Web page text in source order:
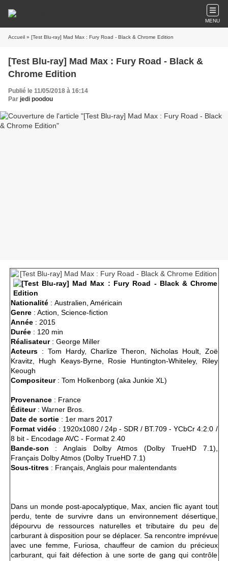
MENU
Accueil » [Test Blu-ray] Mad Max : Fury Road - Black & Chrome Edition
[Test Blu-ray] Mad Max : Fury Road - Black &
Chrome Edition
Publié le 11/05/2018 à 16:14
Par jedi poodou
Nationalité: Australien, Américain
Genre: Action, Science-fiction
Année: 2015
Durée: 120 min
Réalisateur: George Miller
Acteurs: Tom Hardy, Charlize Theron, Nicholas Hoult, Zoë
Kravitz, Hugh Keays-Byrne, Rosie Huntington-Whiteley, Riley
Keough
Compositeur : Tom Holkenborg (aka Junkie XL)
Provenance: France
Éditeur: Warner Bros.
Date de sortie: 1er mars 2017
Format vidéo : 1920x1080 / 24p - SDR / BT.709 - YCbCr 4:2:0 /
8 bit - Encodage AVC - Format 2.40
Bande-son : Anglais Dolby Atmos (Dolby TrueHD 7.1),
Français Dolby Atmos (Dolby TrueHD 7.1)
Sous-titres: Français, Anglais pour malentendants
Dans un monde post-apocalyptique, Max, ancien flic ayant tout
perdu, tente de survivre dans un environnement désertique,
dépourvu de ressources naturelles et tributaire du peu de
carburant à disposition pour se déplacer. Sa rencontre imprévue
avec une femme, Furiosa, chauffeur de camion du précieux
carburant, qui fait défection à une sorte de gang qui contrôle